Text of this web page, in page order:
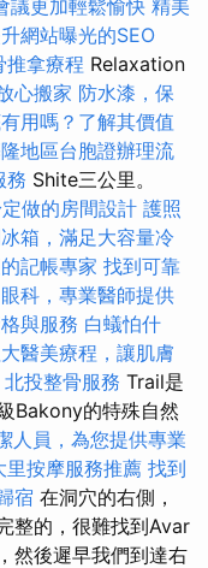
議更加輕鬆愉快 精美
網站曝光的SEO
推拿療程 Relaxation
心搬家 防水漆，保
用嗎？了解其價值
地區台胞證辦理流
務 Shite三公里。
做的房間設計 護照
箱，滿足大容量冷
記帳專家 找到可靠
科，專業醫師提供
與服務 白蟻怕什
醫美療程，讓肌膚
北投整骨服務 Trail是
Bakony的特殊自然
人員，為您提供專業
里按摩服務推薦 找到
宿 在洞穴的右側，
整的，很難找到Avar
然後遲早我們到達右